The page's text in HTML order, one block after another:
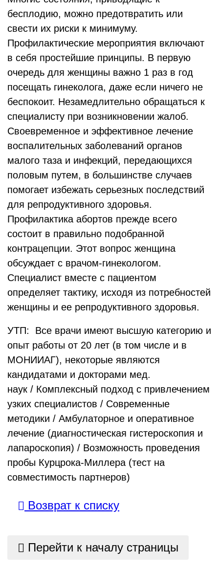
бесплодию, можно предотвратить или
свести их риски к минимуму.
Профилактические мероприятия включают
в себя простейшие принципы. В первую
очередь для женщины важно 1 раз в год
посещать гинеколога, даже если ничего не
беспокоит. Незамедлительно обращаться к
специалисту при возникновении жалоб.
Своевременное и эффективное лечение
воспалительных заболеваний органов
малого таза и инфекций, передающихся
половым путем, в большинстве случаев
помогает избежать серьезных последствий
для репродуктивного здоровья.
Профилактика абортов прежде всего
состоит в правильно подобранной
контрацепции. Этот вопрос женщина
обсуждает с врачом-гинекологом.
Специалист вместе с пациентом
определяет тактику, исходя из потребностей
женщины и ее репродуктивного здоровья.
УТП: Все врачи имеют высшую категорию и
опыт работы от 20 лет (в том числе и в
МОНИИАГ), некоторые являются
кандидатами и докторами мед.
наук / Комплексный подход с привлечением
узких специалистов / Современные
методики / Амбулаторное и оперативное
лечение (диагностическая гистероскопия и
лапароскопия) / Возможность проведения
пробы Курцрока-Миллера (тест на
совместимость партнеров)
Возврат к списку
Перейти к началу страницы